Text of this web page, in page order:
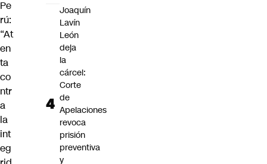
Pe
rú:
“At
en
ta
co
ntr
a
la
int
eg
Joaquín
Lavín
León
deja
la
cárcel:
Corte
de
Apelaciones
revoca
prisión
preventiva
y